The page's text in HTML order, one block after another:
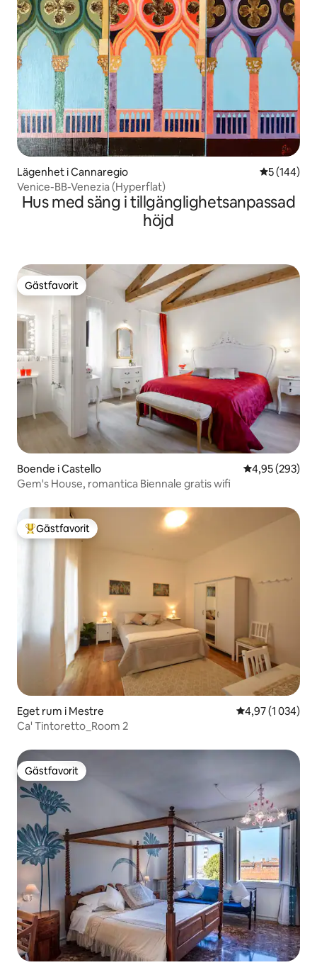
Lägenhet i Cannaregio 5 av 5 i
5 (144)
Venice-BB-Venezia (Hyperflat)
Hus med säng i tillgänglighetsanpassad
höjd
Gästfavorit
Gästfavorit
Boende i Castello 4,95 av 5 i
4,95 (293)
Gem's House, romantica Biennale gratis wifi
Populär gästfavorit
Gästfavorit
Eget rum i Mestre 4,97 av 5 i
4,97 (1 034)
Ca' Tintoretto_Room 2
Gästfavorit
Gästfavorit